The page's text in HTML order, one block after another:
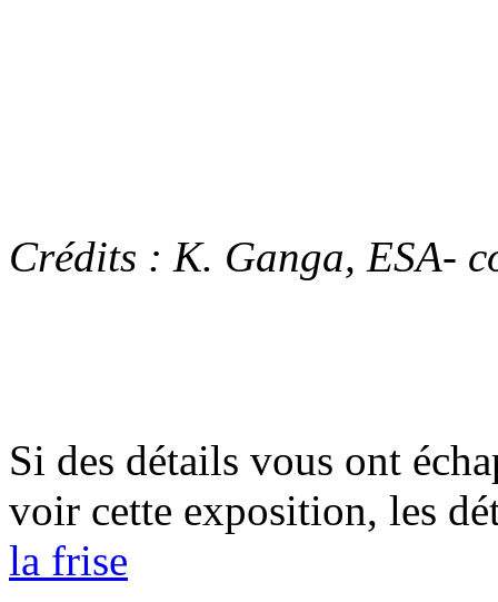
Crédits : K. Ganga, ESA-
Si des détails vous ont
voir cette exposition, les
la frise